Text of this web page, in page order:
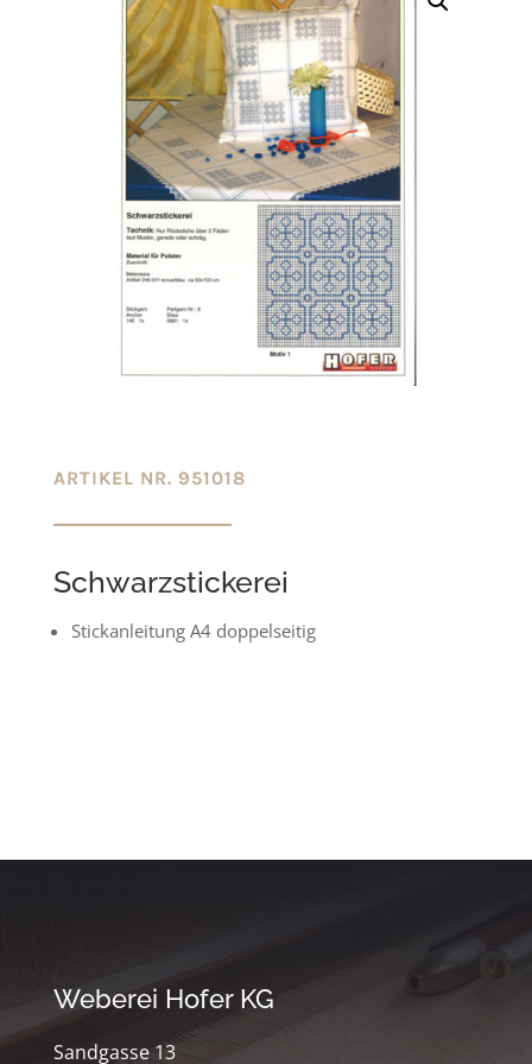
ARTIKEL NR. 951018
Schwarzstickerei
Stickanleitung A4 doppelseitig
Weberei Hofer KG
Sandgasse 13